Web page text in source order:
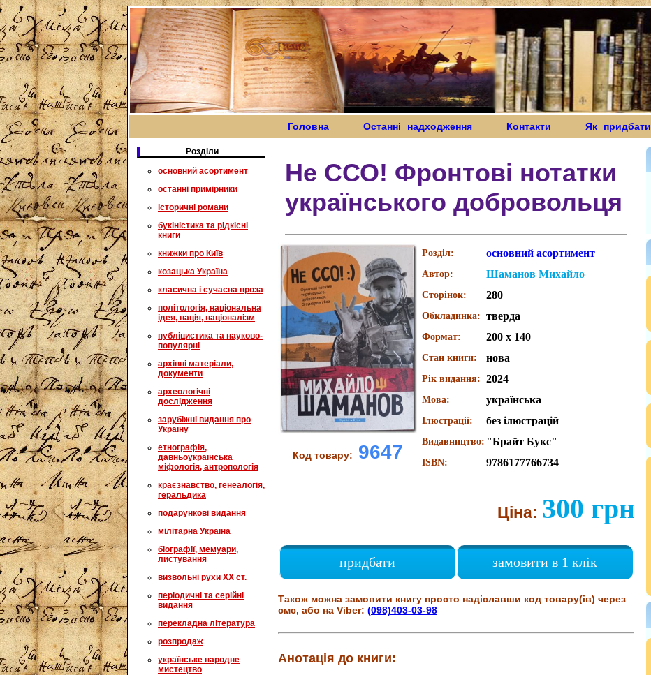
Головна Останні надходження Контакти Як придбати
Розділи
основний асортимент
останні примірники
історичні романи
букіністика та рідкісні
книги
книжки про Київ
козацька Україна
класична і сучасна проза
політологія, національна
ідея, нація, націоналізм
публіцистика та науково-
популярні
архівні матеріали,
документи
археологічні
дослідження
зарубіжні видання про
Україну
етнографія,
давньоукраїнська
міфологія, антропологія
краєзнавство, генеалогія,
геральдика
подарункові видання
мілітарна Україна
біографії, мемуари,
листування
визвольні рухи XX ст.
періодичні та серійні
видання
перекладна література
розпродаж
українське народне
мистецтво
Не ССО! Фронтові нотатки
українського добровольця
Код товару: 9647
Розділ: основний асортимент
Автор: Шаманов Михайло
Сторінок: 280
Обкладинка: тверда
Формат: 200 x 140
Стан книги: нова
Рік видання: 2024
Мова: українська
Ілюстрації: без ілюстрацій
Видавництво: "Брайт Букс"
ISBN: 9786177766734
Ціна: 300 грн
придбати замовити в 1 клік
Також можна замовити книгу просто надіславши код товару(ів) через
смс, або на Viber: (098)403-03-98
Анотація до книги: